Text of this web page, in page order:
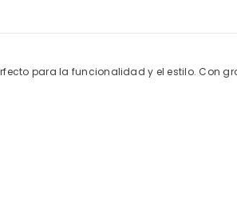
para la funcionalidad y el estilo. Con